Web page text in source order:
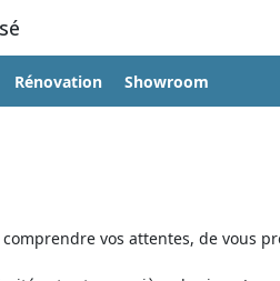
Rénovation Showroom
vos attentes, de vous